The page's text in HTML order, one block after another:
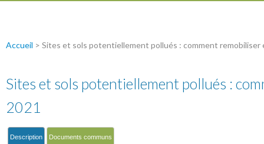
Accueil > Sites et sols potentiellement pollués : comment
Sites et sols potentiellement pollués :
2021
Description Documents communs